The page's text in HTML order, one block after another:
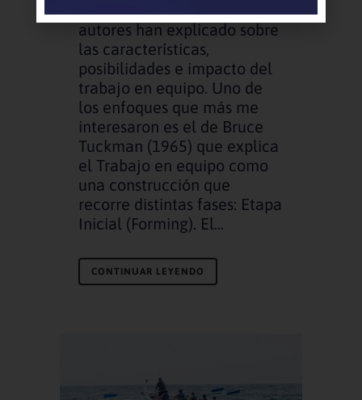
Mucho se ha escrito y varios
autores han explicado sobre
las características,
posibilidades e impacto del
trabajo en equipo. Uno de
los enfoques que más me
interesaron es el de Bruce
Tuckman (1965) que explica
el Trabajo en equipo como
una construcción que
recorre distintas fases: Etapa
Inicial (Forming). El...
CONTINUAR LEYENDO